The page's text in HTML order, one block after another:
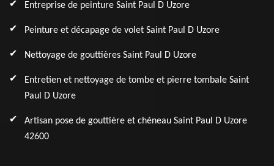
Entreprise de peinture Saint Paul D Uzore
Peinture et décapage de volet Saint Paul D Uzore
Nettoyage de gouttières Saint Paul D Uzore
Entretien et nettoyage de tombe et pierre tombale Saint
Paul D Uzore
Artisan pose de gouttière et chéneau Saint Paul D Uzore
42600